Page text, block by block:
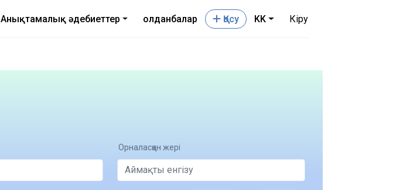
Анықтамалық әдебиеттер Қолданбалар Қосу KK Кіру
Орналасқан жері